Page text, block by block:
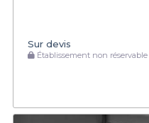
Sur devis
Établissement non réservable